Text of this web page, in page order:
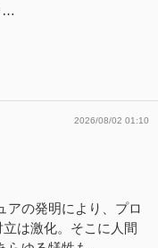
…
2026/08/02 01:10
アの発明により、プロ
は激化。そこに人間